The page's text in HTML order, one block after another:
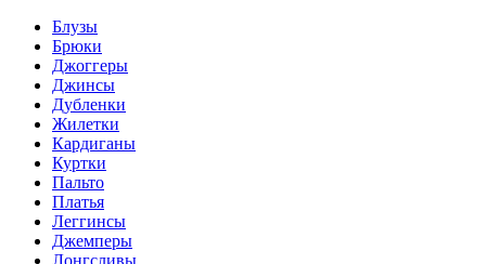
Блузы
Брюки
Джоггеры
Джинсы
Дубленки
Жилетки
Кардиганы
Куртки
Пальто
Платья
Леггинсы
Джемперы
Лонгсливы